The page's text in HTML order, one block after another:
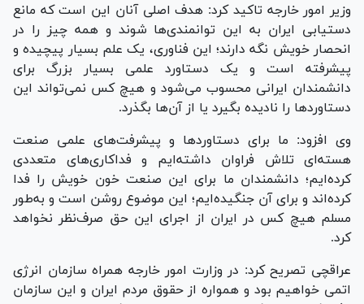
وزیر امور خارجه تاکید کرد: هدف اصلی آنان این است که مانع
دستیابی ایران به این توانمندی‌ها شوند و همه چیز را در
انحصار خویش نگه دارند؛ این فناوری، یک علم بسیار پیچیده و
پیشرفته است و یک دستاورد علمی بسیار بزرگ برای
دانشمندان ایرانی محسوب می‌شود و هیچ کس نمی‌تواند این
دستاورد‌ها را نادیده بگیرد یا از آن‌ها بگذرد.
وی افزود: ما برای دستاورد‌ها و پیشرفت‌های علمی صنعت
هسته‌ای تلاش فراوان داشته‌ایم و فداکاری‌های متعددی
کرده‌ایم؛ دانشمندان ما برای این صنعت خون خویش را فدا
کرده‌اند و برای آن جنگیده‌ایم؛ این موضوع روشن است و به‌طور
مسلم هیچ کس در ایران از اجرای این حق صرف‌نظر نخواهد
کرد.
عراقچی تصریح کرد: در وزارت امور خارجه همراه سازمان انرژی
اتمی خواهیم بود و همواره از حقوق مردم ایران و این سازمان